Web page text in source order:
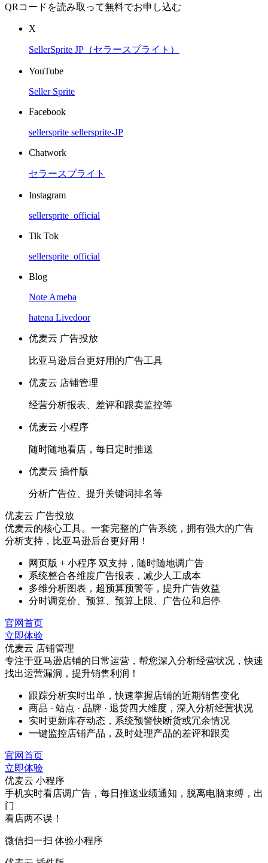
QRコードを読み取って無料でお申し込む
X
SellerSprite JP（セラースプライト）
YouTube
Seller Sprite
Facebook
sellersprite sellersprite-JP
Chatwork
セラースプライト
Instagram
sellersprite_official
Tik Tok
sellersprite_official
Blog
Note Ameba
hatena Livedoor
优麦云 广告投放
比亚马逊后台更好用的广告工具
优麦云 店铺管理
经营分析报表、差评和跟卖监控等
优麦云 小程序
随时随地看店，每日定时推送
优麦云 插件版
分析广告位、提升关键词排名等
优麦云 广告投放
优麦云的核心工具。一套完整的广告系统，拥有强大的广告
分析支持，比亚马逊后台更好用！
网页版 + 小程序 双支持，随时随地调广告
系统整合各维度广告报表，减少人工成本
多维分析图表，超预算预警等，提升广告效益
分时调竞价、预算、预算上限、广告位和启停
官网首页
立即体验
优麦云 店铺管理
专注于亚马逊店铺的日常运营，帮您深入分析经营状况，快速
找出运营漏洞，提升销售利润！
跟踪分析实时出单，快速掌握店铺的近期销售变化
商品 · 站点 · 品牌 · 退货四大维度，深入分析经营状况
实时更新库存动态，系统预警快断货或冗余情况
一键监控店铺产品，及时处理产品的差评和跟卖
官网首页
立即体验
优麦云 小程序
手机实时看店调广告，每日推送业绩通知，脱离电脑束缚，出
门
看店两不误！
微信扫一扫 体验小程序